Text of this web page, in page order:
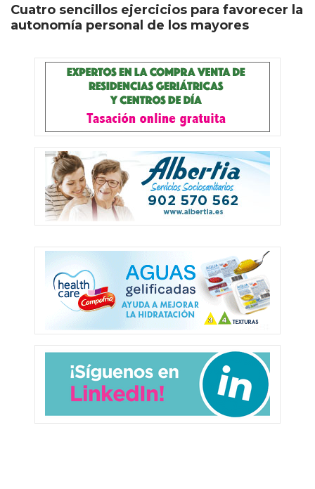
Cuatro sencillos ejercicios para favorecer la
autonomía personal de los mayores